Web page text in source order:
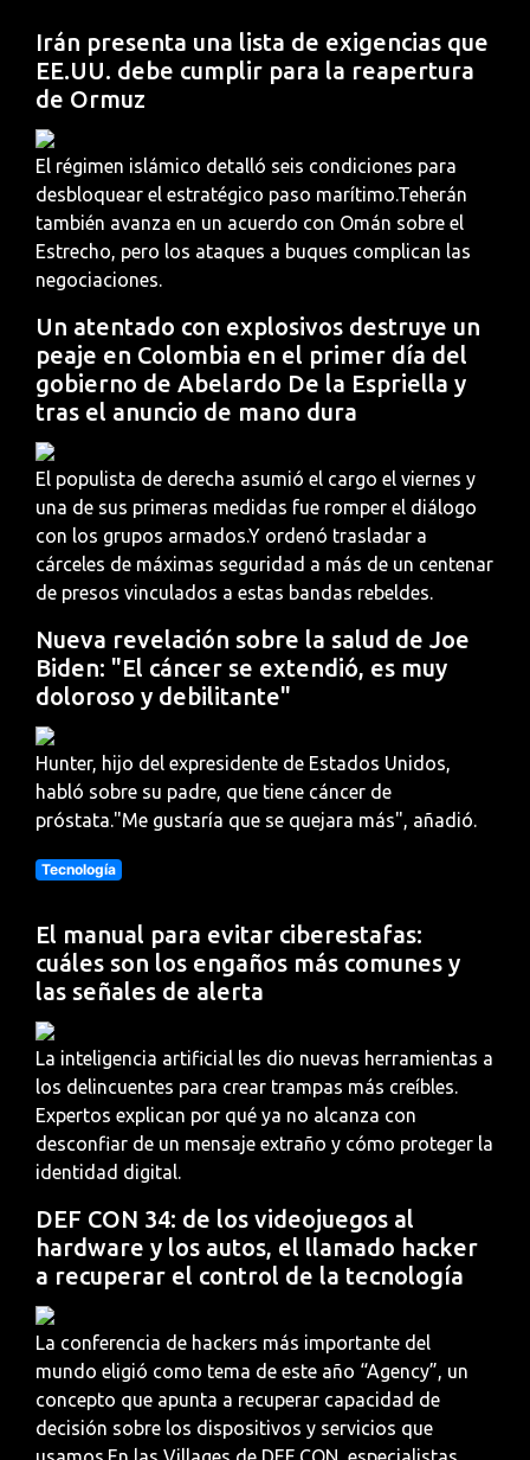
Irán presenta una lista de exigencias que
EE.UU. debe cumplir para la reapertura
de Ormuz
El régimen islámico detalló seis condiciones para
desbloquear el estratégico paso marítimo.Teherán
también avanza en un acuerdo con Omán sobre el
Estrecho, pero los ataques a buques complican las
negociaciones.
Un atentado con explosivos destruye un
peaje en Colombia en el primer día del
gobierno de Abelardo De la Espriella y
tras el anuncio de mano dura
El populista de derecha asumió el cargo el viernes y
una de sus primeras medidas fue romper el diálogo
con los grupos armados.Y ordenó trasladar a
cárceles de máximas seguridad a más de un centenar
de presos vinculados a estas bandas rebeldes.
Nueva revelación sobre la salud de Joe
Biden: "El cáncer se extendió, es muy
doloroso y debilitante"
Hunter, hijo del expresidente de Estados Unidos,
habló sobre su padre, que tiene cáncer de
próstata."Me gustaría que se quejara más", añadió.
Tecnología
El manual para evitar ciberestafas:
cuáles son los engaños más comunes y
las señales de alerta
La inteligencia artificial les dio nuevas herramientas a
los delincuentes para crear trampas más creíbles.
Expertos explican por qué ya no alcanza con
desconfiar de un mensaje extraño y cómo proteger la
identidad digital.
DEF CON 34: de los videojuegos al
hardware y los autos, el llamado hacker
a recuperar el control de la tecnología
La conferencia de hackers más importante del
mundo eligió como tema de este año “Agency”, un
concepto que apunta a recuperar capacidad de
decisión sobre los dispositivos y servicios que